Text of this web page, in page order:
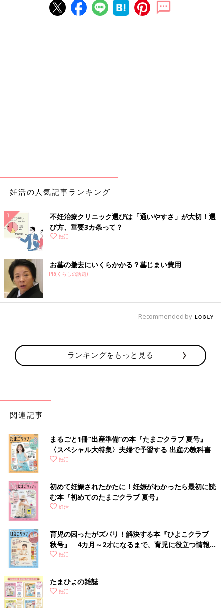
妊活の人気記事ランキング
不妊治療クリニック選びは「通いやすさ」が大切！選
び方、重要3カ条って？
妊活
お墓の撤去にいくらかかる？墓じまい費用
PR(くらしの話題)
Recommended by
ランキングをもっと見る
関連記事
まるごと1冊“出産準備”の本『たまごクラブ 夏号』
〈スペシャル大特集〉夫婦で予習する 出産の教科書
妊活
初めて妊娠されたかたに！妊娠がわかったら最初に読
む本『初めてのたまごクラブ 夏号』
妊活
育児の困ったがズバリ！解決する本『ひよこクラブ
秋号』 4カ月～2才になるまで、育児に役立つ情報が
いっぱい！
妊活
たまひよの雑誌
妊活